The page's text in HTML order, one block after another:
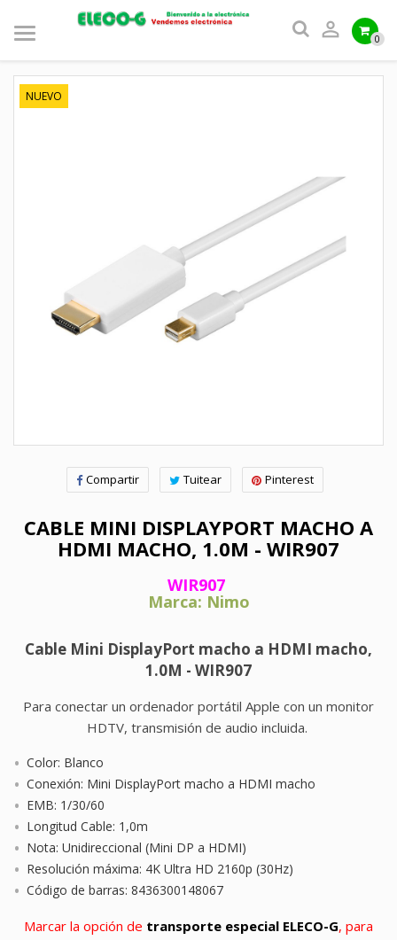
 0
NUEVO
Compartir Tuitear Pinterest
CABLE MINI DISPLAYPORT MACHO A
HDMI MACHO, 1.0M - WIR907
WIR907
Marca: Nimo
Cable Mini DisplayPort macho a HDMI macho,
1.0M - WIR907
Para conectar un ordenador portátil Apple con un monitor
HDTV, transmisión de audio incluida.
Color: Blanco
Conexión: Mini DisplayPort macho a HDMI macho
EMB: 1/30/60
Longitud Cable: 1,0m
Nota: Unidireccional (Mini DP a HDMI)
Resolución máxima: 4K Ultra HD 2160p (30Hz)
Código de barras: 8436300148067
Marcar la opción de transporte especial ELECO-G, para